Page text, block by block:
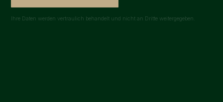
Ihre Daten werden vertraulich behandelt und nicht an Dritte weitergegeben.